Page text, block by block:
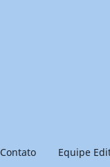
Contato Equipe